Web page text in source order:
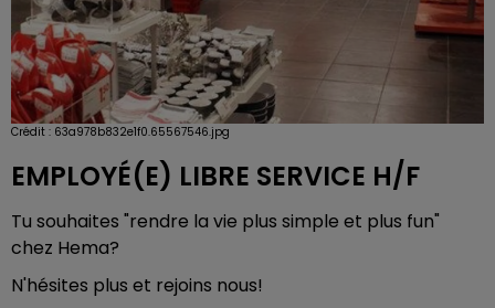
Crédit : 63a978b832e1f0.65567546.jpg
EMPLOYÉ(E) LIBRE SERVICE H/F
Tu souhaites "rendre la vie plus simple et plus fun"
chez Hema?
N'hésites plus et rejoins nous!